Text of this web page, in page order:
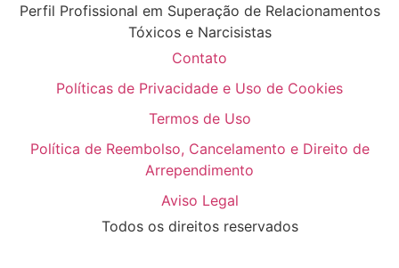
Perfil Profissional em Superação de Relacionamentos
Tóxicos e Narcisistas
Contato
Políticas de Privacidade e Uso de Cookies
Termos de Uso
Política de Reembolso, Cancelamento e Direito de
Arrependimento
Aviso Legal
Todos os direitos reservados